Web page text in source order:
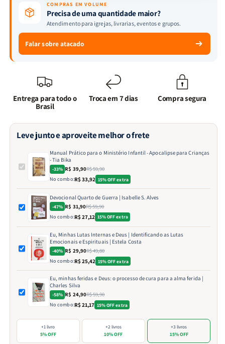
Bika
Bika
COMPRAS EM VOLUME
Precisa de uma quantidade maior?
Atendimento para igrejas, livrarias, eventos e grupos.
Falar sobre atacado
Entrega para todo o
Brasil
Troca em 7 dias Compra segura
Leve junto e aproveite melhor o frete
Manual Prático para o Ministério Infantil - Apocalipse para Crianças
- Tia Bika
-33% R$ 39,90R$ 59,90
No combo:R$ 33,92 15% OFF extra
Devocional Quarto de Guerra | Isabelle S. Alves
-47% R$ 31,90R$ 59,90
No combo:R$ 27,12 15% OFF extra
Eu, Minhas Lutas Internas e Deus | Identificando as Lutas
Emocionais e Espirituais | Estela Costa
-40% R$ 29,90R$ 49,80
No combo:R$ 25,42 15% OFF extra
Eu, minhas feridas e Deus: o processo de cura para a alma ferida |
Charles Silva
-58% R$ 24,90R$ 59,90
No combo:R$ 21,17 15% OFF extra
+1 livro
5% OFF
+2 livros
10% OFF
+3 livros
15% OFF